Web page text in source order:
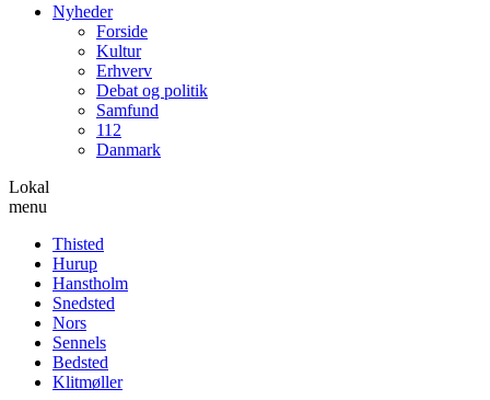
Nyheder
Forside
Kultur
Erhverv
Debat og politik
Samfund
112
Danmark
Lokal
menu
Thisted
Hurup
Hanstholm
Snedsted
Nors
Sennels
Bedsted
Klitmøller